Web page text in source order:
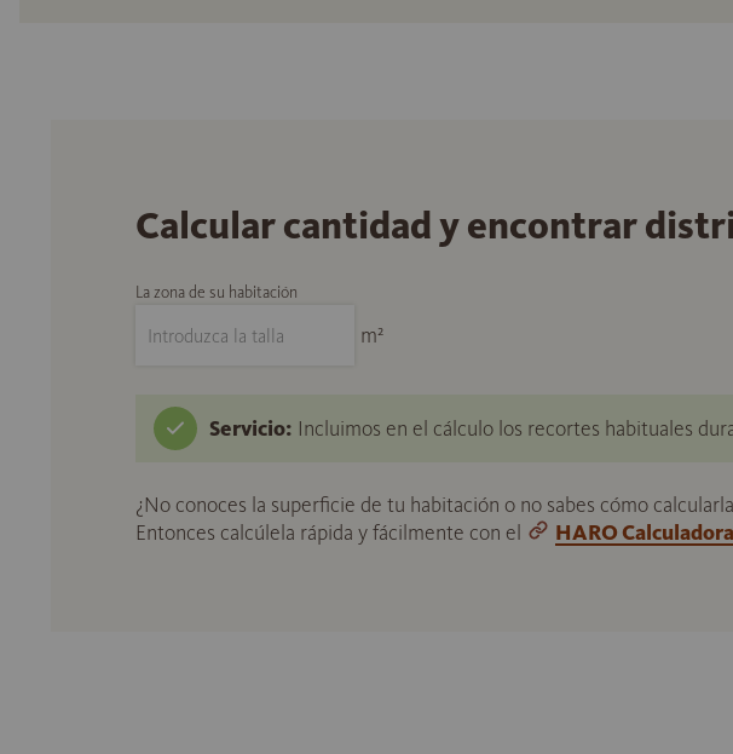
Calcular cantidad y encontrar
La zona de su habitación
m²
Servicio: Incluimos en el cálculo los recortes habituales
¿No conoces la superficie de tu habitación o no sabes cómo
Entonces calcúlela rápida y fácilmente con el
HARO